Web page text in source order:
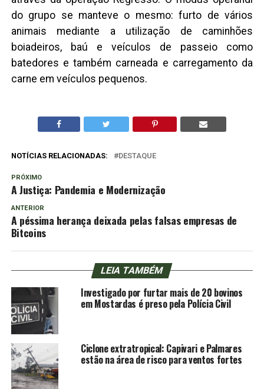
do grupo se manteve o mesmo: furto de vários
animais mediante a utilização de caminhões
boiadeiros, baú e veículos de passeio como
batedores e também carneada e carregamento da
carne em veículos pequenos.
NOTÍCIAS RELACIONADAS: DESTAQUE
PRÓXIMO
A Justiça: Pandemia e Modernização
ANTERIOR
A péssima herança deixada pelas falsas empresas de
Bitcoins
LEIA TAMBÉM
Investigado por furtar mais de 20 bovinos
em Mostardas é preso pela Polícia Civil
Ciclone extratropical: Capivari e Palmares
estão na área de risco para ventos fortes